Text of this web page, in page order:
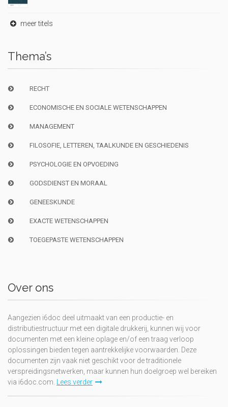
meer titels
Thema’s
RECHT
ECONOMISCHE EN SOCIALE WETENSCHAPPEN
MANAGEMENT
FILOSOFIE, LETTEREN, TAALKUNDE EN GESCHIEDENIS
PSYCHOLOGIE EN OPVOEDING
GODSDIENST EN MORAAL
GENEESKUNDE
EXACTE WETENSCHAPPEN
TOEGEPASTE WETENSCHAPPEN
Over ons
Aangezien i6doc deel uitmaakt van een productie- en
distributiestructuur met een digitale drukkerij, kunnen wij voor
documenten met een kleine oplage en/of een traag verloop
oplossingen bieden tegen aantrekkelijke voorwaarden. Deze
documenten zijn vaak niet geschikt voor de traditionele
verspreidingsnetwerken, maar kunnen hun doelgroep wel bereiken
via i6doc.com.
Lees verder